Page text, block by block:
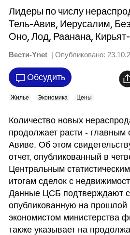
Лидеры по числу
Тель-Авив, Иерусалим,
Оно, Лод, Раанана,
Вести-Ynet | Опубликовано:
Обсудить
Жилье Экономика Цены
Количество новых
продолжает расти - главным
Авиве. Об этом
отчет, опубликованный в
Центральным
итогам сделок с
Данные ЦСБ подтверждают
опубликованную на
экономистом министерства
также указывает на